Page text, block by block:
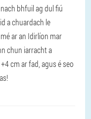
bhfuil ag dul fiú
a chuardach le
ar an Idirlíon mar
chun iarracht a
cm ar fad, agus é seo